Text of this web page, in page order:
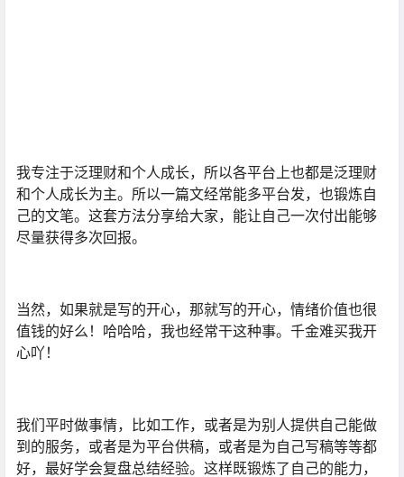
我专注于泛理财和个人成长，所以各平台上也都是泛理财
和个人成长为主。所以一篇文经常能多平台发，也锻炼自
己的文笔。这套方法分享给大家，能让自己一次付出能够
尽量获得多次回报。
当然，如果就是写的开心，那就写的开心，情绪价值也很
值钱的好么！哈哈哈，我也经常干这种事。千金难买我开
心吖！
我们平时做事情，比如工作，或者是为别人提供自己能做
到的服务，或者是为平台供稿，或者是为自己写稿等等都
好，最好学会复盘总结经验。这样既锻炼了自己的能力，